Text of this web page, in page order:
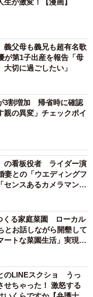
が激変！【漫画】
義父母も義兄も超有名歌
が第1子出産を報告「母
切に過ごしたい」
3割増加 帰省時に確認
親の異変」チェックポイ
の看板役者 ライダー演
妻との「ウエディングフ
ンスあるカメラマン求
くる家庭菜園 ローカル
とお話しながら開墾して
トな菜園生活」実現な
のLINEスクショ うっ
せちゃった！ 激怒する